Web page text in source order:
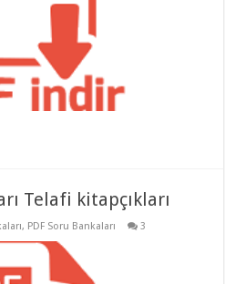
Telafi kitapçıkları
, PDF Soru Bankaları 3